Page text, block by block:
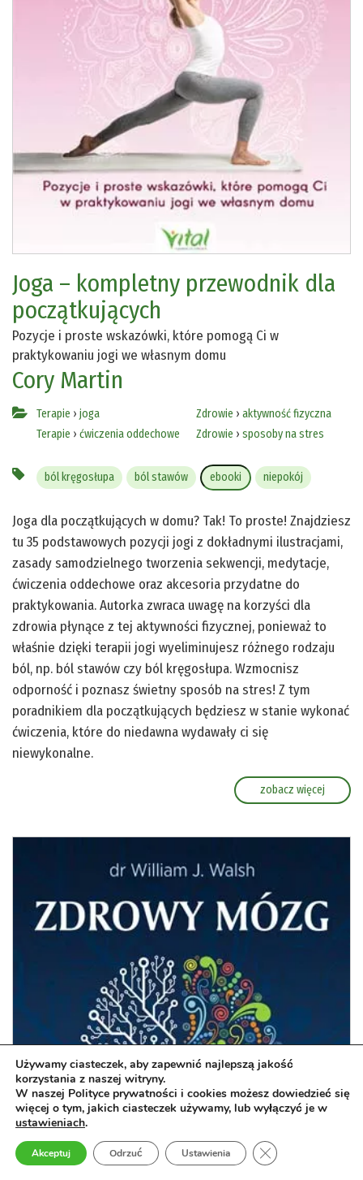
Joga – kompletny przewodnik dla
początkujących
Pozycje i proste wskazówki, które pomogą Ci w
praktykowaniu jogi we własnym domu
Cory Martin
Terapie › joga
Terapie › ćwiczenia oddechowe
Zdrowie › aktywność fizyczna
Zdrowie › sposoby na stres
ból kręgosłupa ból stawów ebooki niepokój
Joga dla początkujących w domu? Tak! To proste! Znajdziesz
tu 35 podstawowych pozycji jogi z dokładnymi ilustracjami,
zasady samodzielnego tworzenia sekwencji, medytacje,
ćwiczenia oddechowe oraz akcesoria przydatne do
praktykowania. Autorka zwraca uwagę na korzyści dla
zdrowia płynące z tej aktywności fizycznej, ponieważ to
właśnie dzięki terapii jogi wyeliminujesz różnego rodzaju
ból, np. ból stawów czy ból kręgosłupa. Wzmocnisz
odporność i poznasz świetny sposób na stres! Z tym
poradnikiem dla początkujących będziesz w stanie wykonać
ćwiczenia, które do niedawna wydawały ci się
niewykonalne.
zobacz więcej
Używamy ciasteczek, aby zapewnić najlepszą jakość
korzystania z naszej witryny.
W naszej Polityce prywatności i cookies możesz dowiedzieć się
więcej o tym, jakich ciasteczek używamy, lub wyłączyć je w
ustawieniach.
Akceptuj Odrzuć Ustawienia Zamknij panel